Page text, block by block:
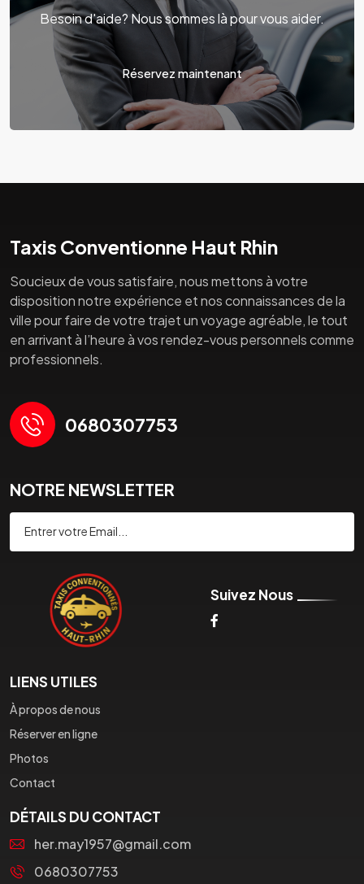
Besoin d'aide? Nous sommes là pour vous aider.
Réservez maintenant
Taxis Conventionne Haut Rhin
Soucieux de vous satisfaire, nous mettons à votre
disposition notre expérience et nos connaissances de la
ville pour faire de votre trajet un voyage agréable, le tout
en arrivant à l’heure à vos rendez-vous personnels comme
professionnels.
0680307753
NOTRE NEWSLETTER
Suivez Nous
LIENS UTILES
À propos de nous
Réserver en ligne
Photos
Contact
DÉTAILS DU CONTACT
her.may1957@gmail.com
0680307753